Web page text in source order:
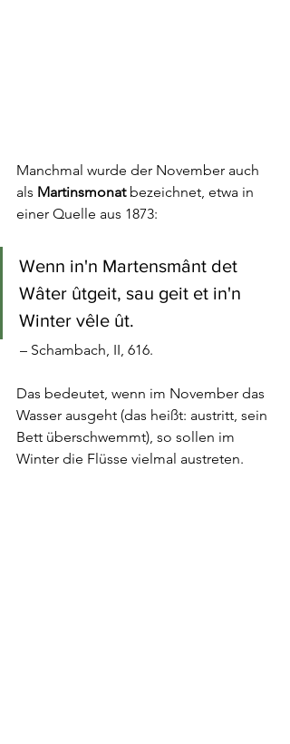
Manchmal wurde der November auch
als Martinsmonat bezeichnet, etwa in
einer Quelle aus 1873:
Wenn in'n Martensmânt det
Wâter ûtgeit, sau geit et in'n
Winter vêle ût.
– Schambach, II, 616.
Das bedeutet, wenn im November das
Wasser ausgeht (das heißt: austritt, sein
Bett überschwemmt), so sollen im
Winter die Flüsse vielmal austreten.